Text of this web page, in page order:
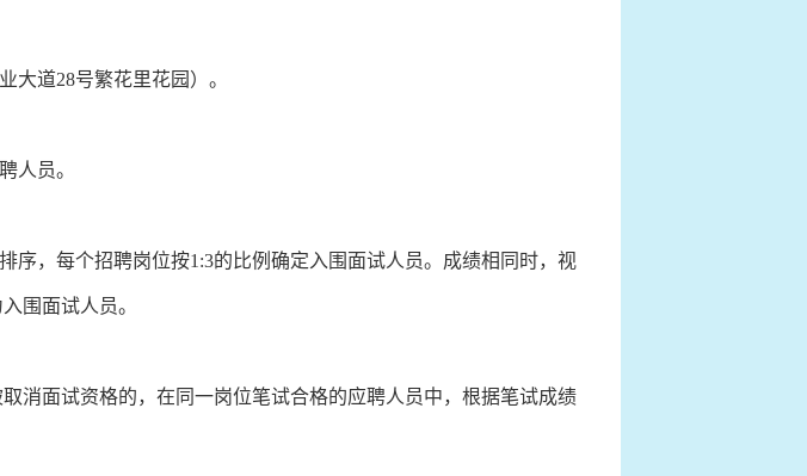
大道28号繁花里花园）。
人员。
序，每个招聘岗位按1:3的比例确定入围面试人员。成绩相同时，视
围面试人员。
消面试资格的，在同一岗位笔试合格的应聘人员中，根据笔试成绩